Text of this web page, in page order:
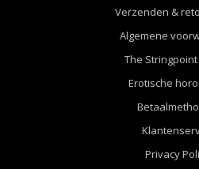
Verzenden &
Algemene
The
Erotische
Privacy